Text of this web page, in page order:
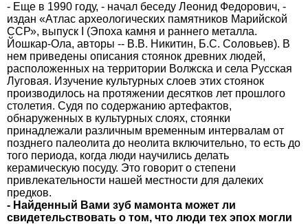
- Еще в 1990 году, - начал беседу Леонид Федорович, -
издан «Атлас археологических памятников Марийской
ССР», выпуск I (Эпоха камня и раннего металла.
Йошкар-Ола, авторы -- В.В. Никитин, Б.С. Соловьев). В
нем приведены описания стоянок древних людей,
расположенных на территории Волжска и села Русская
Луговая. Изучение культурных слоев этих стоянок
производилось на протяжении десятков лет прошлого
столетия. Судя по содержанию артефактов,
обнаруженных в культурных слоях, стоянки
принадлежали различным временным интервалам от
позднего палеолита до неолита включительно, то есть до
того периода, когда люди научились делать
керамическую посуду. Это говорит о степени
привлекательности нашей местности для далеких
предков.
- Найденный Вами зуб мамонта может ли
свидетельствовать о том, что люди тех эпох могли